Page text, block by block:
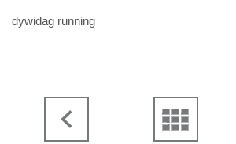
dywidag running